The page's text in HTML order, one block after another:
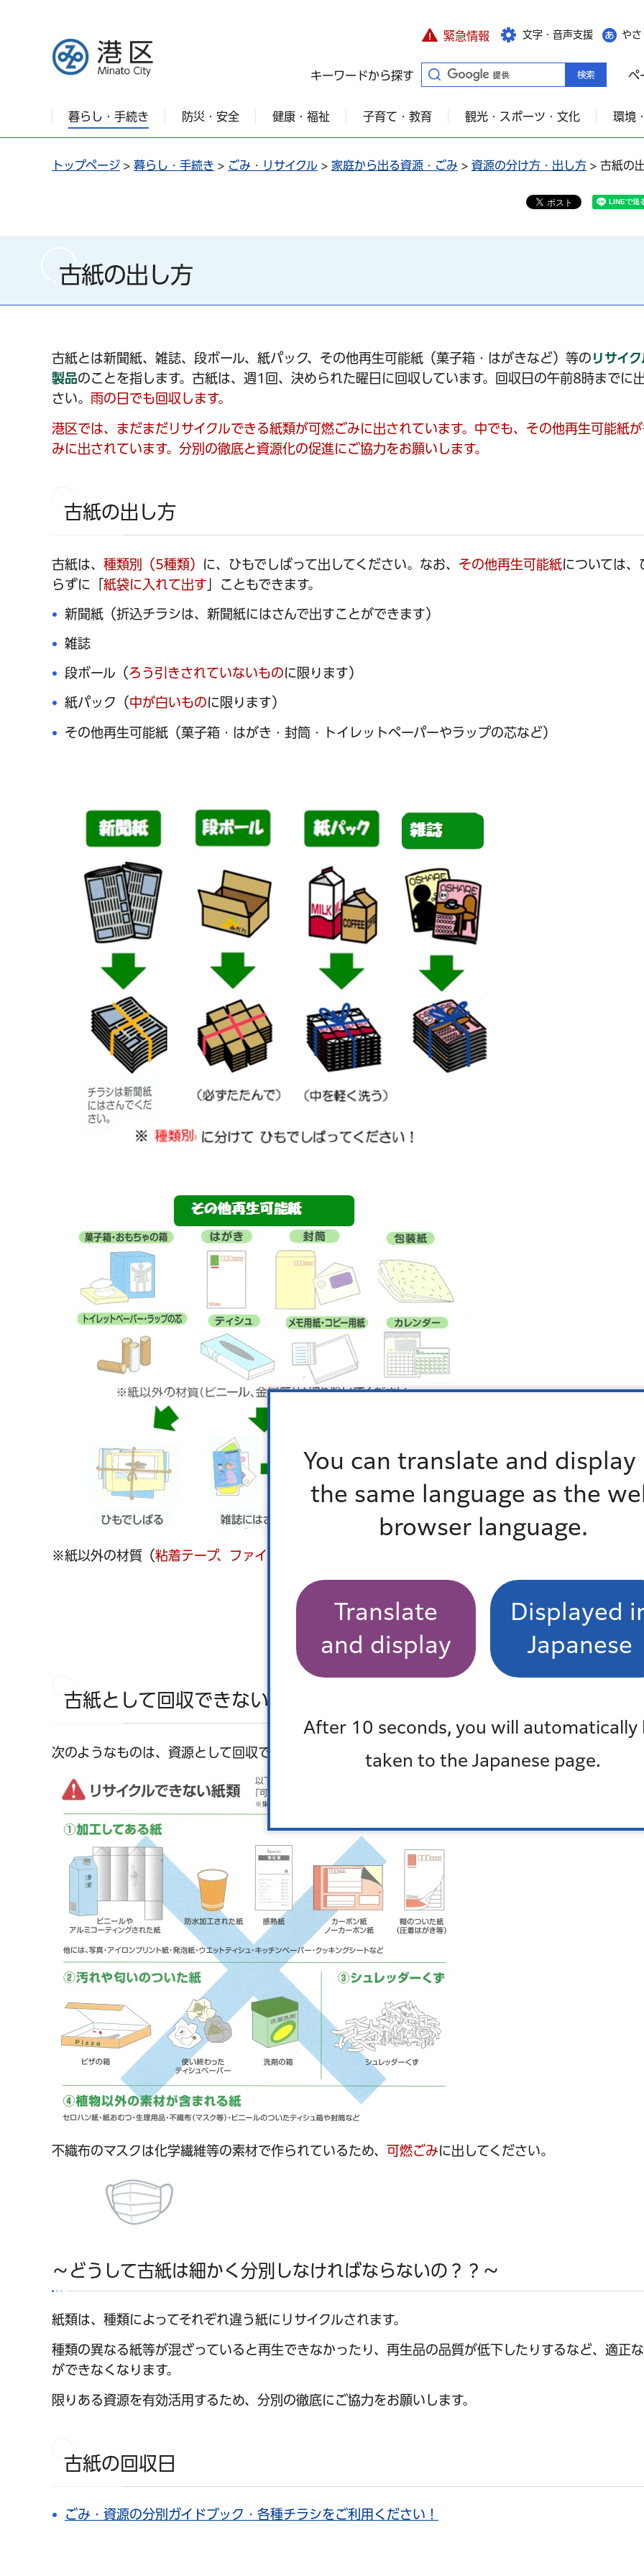
You can translate and display
the same language as the
browser language.
Translate
and display
Displayed
Japanese
After 10 seconds, you will automatically
taken to the Japanese page.
港区
緊急情報 文字・音声支援 や
キーワードから探す ペ
暮らし・手続き 防災・安全 健康・福祉 子育て・教育 観光・スポーツ・文化 環境
トップページ > 暮らし・手続き > ごみ・リサイクル > 家庭から出る資源・ごみ > 資源の分け方・出し方 > 古紙の
古紙の出し方
古紙とは新聞紙、雑誌、段ボール、紙パック、その他再生可能紙（菓子箱・はがきなど）等の リサイ
製品のことを指します。古紙は、週1回、決められた曜日に回収しています。回収日の午前8時までに
さい。 雨の日でも回収します。
港区では、まだまだリサイクルできる紙類が可燃ごみに出されています。中でも、その他再生可能紙
みに出されています。分別の徹底と資源化の促進にご協力をお願いします。
古紙の出し方
古紙は、 種類別（5種類） に、ひもでしばって出してください。なお、 その他再生可能紙については、
らずに「 紙袋に入れて出す 」こともできます。
新聞紙（折込チラシは、新聞紙にはさんで出すことができます）
雑誌
段ボール（ ろう引きされていないものに限ります）
紙パック（ 中が白いものに限ります）
その他再生可能紙（菓子箱・はがき・封筒・トイレットペーパーやラップの芯など）
※紙以外の材質（粘着テープ、ファイルの金具、クリップ、ビニールなど）は、取り除いて
古紙として回収できないもの
次のようなものは、資源として回収できません。 可燃ごみ に出してください。
不織布のマスクは化学繊維等の素材で作られているため、 可燃ごみに出してください。
～どうして古紙は細かく分別しなければならないの？？～
紙類は、種類によってそれぞれ違う紙にリサイクルされます。
種類の異なる紙等が混ざっていると再生できなかったり、再生品の品質が低下したりするなど、適正
ができなくなります。
限りある資源を有効活用するため、分別の徹底にご協力をお願いします。
古紙の回収日
ごみ・資源の分別ガイドブック・各種チラシをご利用ください！